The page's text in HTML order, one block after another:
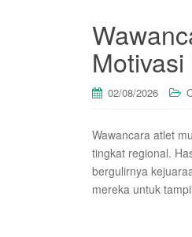
02/08/2026
Wawancara atlet
tingkat regional.
bergulirnya
mereka untuk